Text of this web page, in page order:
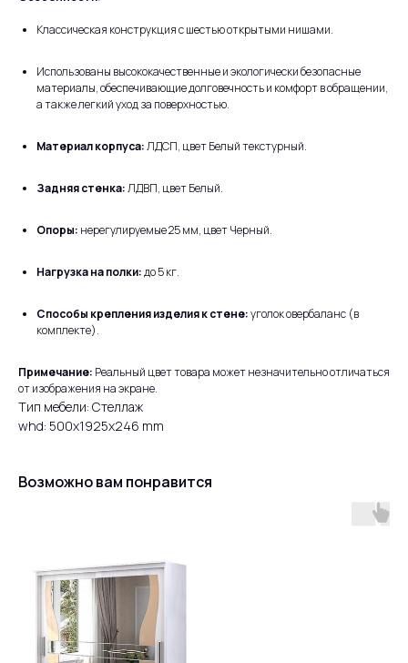
Классическая конструкция с шестью открытыми нишами.
Использованы высококачественные и экологически безопасные
материалы, обеспечивающие долговечность и комфорт в обращении,
а также легкий уход за поверхностью.
Материал корпуса:ЛДСП, цвет Белый текстурный.
Задняя стенка:ЛДВП, цвет Белый.
Опоры: нерегулируемые 25 мм, цвет Черный.
Нагрузка на полки:до 5 кг.
Способы крепления изделия к стене:уголок овербаланс (в
комплекте).
Примечание: Реальный цвет товара может незначительно отличаться
от изображения на экране.
Тип мебели: Стеллаж
whd: 500x1925x246 mm
Возможно вам понравится